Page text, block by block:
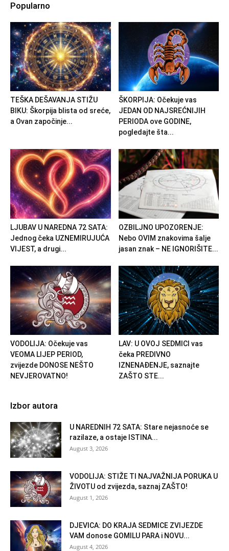
Popularno
TEŠKA DEŠAVANJA STIŽU
BIKU: Škorpija blista od sreće,
a Ovan započinje...
ŠKORPIJA: Očekuje vas
JEDAN OD NAJSREĆNIJIH
PERIODA ove GODINE,
pogledajte šta...
LJUBAV U NAREDNA 72 SATA:
Jednog čeka UZNEMIRUJUĆA
VIJEST, a drugi...
OZBILJNO UPOZORENJE:
Nebo OVIM znakovima šalje
jasan znak – NE IGNORIŠITE...
VODOLIJA: Očekuje vas
VEOMA LIJEP PERIOD,
zvijezde DONOSE NEŠTO
NEVJEROVATNO!
LAV: U OVOJ SEDMICI vas
čeka PREDIVNO
IZNENAĐENJE, saznajte
ZAŠTO STE...
Izbor autora
U NAREDNIH 72 SATA: Stare nejasnoće se
razilaze, a ostaje ISTINA...
August 3, 2026
VODOLIJA: STIŽE TI NAJVAŽNIJA PORUKA U
ŽIVOTU od zvijezda, saznaj ZAŠTO!
August 1, 2026
DJEVICA: DO KRAJA SEDMICE ZVIJEZDE
VAM donose GOMILU PARA i NOVU...
August 4, 2026